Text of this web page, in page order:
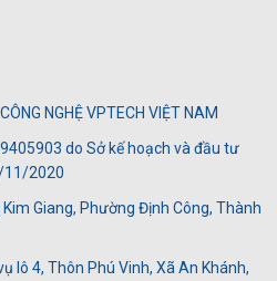
NGHỆ VPTECH VIỆT NAM
do Sở kế hoạch và đầu tư
11/2020
Giang, Phường Định Công, Thành
lô 4, Thôn Phú Vinh, Xã An Khánh,